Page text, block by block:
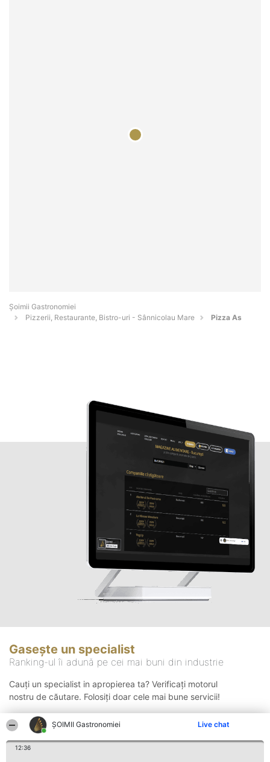
ȘOIMII Gastronomiei Live chat
12:36
Șoimii Gastronomiei
Pizzerii, Restaurante, Bistro-uri - Sânnicolau Mare
Pizza As
Gasește un specialist
Ranking-ul îi adună pe cei mai buni din industrie
Cauți un specialist in apropierea ta? Verificați motorul
nostru de căutare. Folosiți doar cele mai bune servicii!